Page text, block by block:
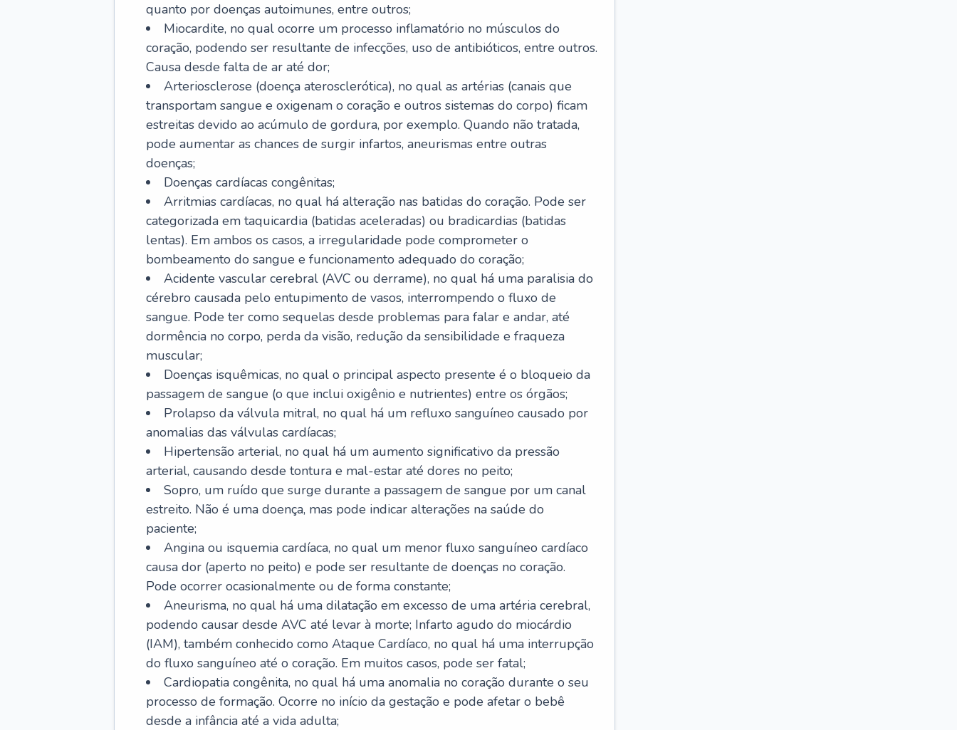
quanto por doenças autoimunes, entre outros;
Miocardite, no qual ocorre um processo inflamatório no músculos do
coração, podendo ser resultante de infecções, uso de antibióticos, entre outros.
Causa desde falta de ar até dor;
Arteriosclerose (doença aterosclerótica), no qual as artérias (canais que
transportam sangue e oxigenam o coração e outros sistemas do corpo) ficam
estreitas devido ao acúmulo de gordura, por exemplo. Quando não tratada,
pode aumentar as chances de surgir infartos, aneurismas entre outras
doenças;
Doenças cardíacas congênitas;
Arritmias cardíacas, no qual há alteração nas batidas do coração. Pode ser
categorizada em taquicardia (batidas aceleradas) ou bradicardias (batidas
lentas). Em ambos os casos, a irregularidade pode comprometer o
bombeamento do sangue e funcionamento adequado do coração;
Acidente vascular cerebral (AVC ou derrame), no qual há uma paralisia do
cérebro causada pelo entupimento de vasos, interrompendo o fluxo de
sangue. Pode ter como sequelas desde problemas para falar e andar, até
dormência no corpo, perda da visão, redução da sensibilidade e fraqueza
muscular;
Doenças isquêmicas, no qual o principal aspecto presente é o bloqueio da
passagem de sangue (o que inclui oxigênio e nutrientes) entre os órgãos;
Prolapso da válvula mitral, no qual há um refluxo sanguíneo causado por
anomalias das válvulas cardíacas;
Hipertensão arterial, no qual há um aumento significativo da pressão
arterial, causando desde tontura e mal-estar até dores no peito;
Sopro, um ruído que surge durante a passagem de sangue por um canal
estreito. Não é uma doença, mas pode indicar alterações na saúde do
paciente;
Angina ou isquemia cardíaca, no qual um menor fluxo sanguíneo cardíaco
causa dor (aperto no peito) e pode ser resultante de doenças no coração.
Pode ocorrer ocasionalmente ou de forma constante;
Aneurisma, no qual há uma dilatação em excesso de uma artéria cerebral,
podendo causar desde AVC até levar à morte; Infarto agudo do miocárdio
(IAM), também conhecido como Ataque Cardíaco, no qual há uma interrupção
do fluxo sanguíneo até o coração. Em muitos casos, pode ser fatal;
Cardiopatia congênita, no qual há uma anomalia no coração durante o seu
processo de formação. Ocorre no início da gestação e pode afetar o bebê
desde a infância até a vida adulta;